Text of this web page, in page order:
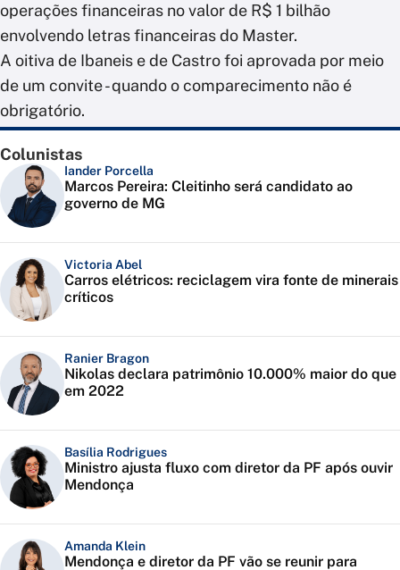
operações financeiras no valor de R$ 1 bilhão
envolvendo letras financeiras do Master.
A oitiva de Ibaneis e de Castro foi aprovada por meio
de um convite - quando o comparecimento não é
obrigatório.
Colunistas
Iander Porcella
Marcos Pereira: Cleitinho será candidato ao
governo de MG
Victoria Abel
Carros elétricos: reciclagem vira fonte de minerais
críticos
Ranier Bragon
Nikolas declara patrimônio 10.000% maior do que
em 2022
Basília Rodrigues
Ministro ajusta fluxo com diretor da PF após ouvir
Mendonça
Amanda Klein
Mendonça e diretor da PF vão se reunir para